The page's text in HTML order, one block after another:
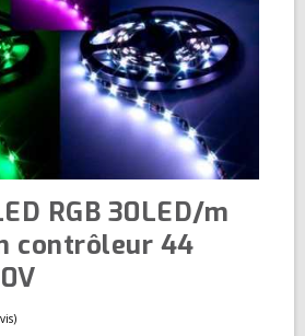
RGB 30LED/m
contrôleur 44